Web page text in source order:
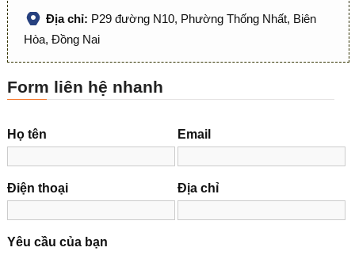
Địa chỉ: P29 đường N10, Phường Thống Nhất, Biên
Hòa, Đồng Nai
Form liên hệ nhanh
Họ tên Email
Điện thoại Địa chỉ
Yêu cầu của bạn